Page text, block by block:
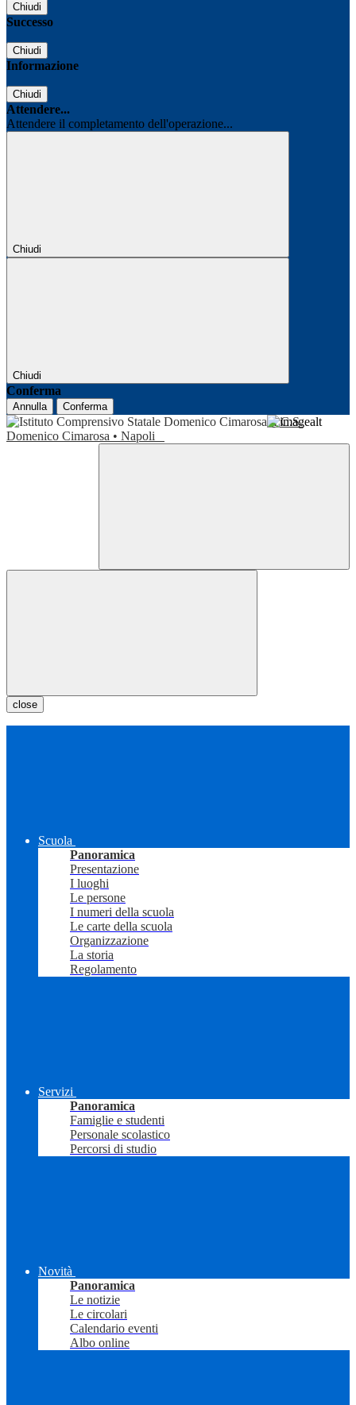
Chiudi
Successo
Chiudi
Informazione
Chiudi
Attendere...
Attendere il completamento dell'operazione...
Chiudi
Chiudi
Conferma
Annulla Conferma
I.C.S.
Domenico Cimarosa • Napoli
close
Scuola
Panoramica
Presentazione
I luoghi
Le persone
I numeri della scuola
Le carte della scuola
Organizzazione
La storia
Regolamento
Servizi
Panoramica
Famiglie e studenti
Personale scolastico
Percorsi di studio
Novità
Panoramica
Le notizie
Le circolari
Calendario eventi
Albo online